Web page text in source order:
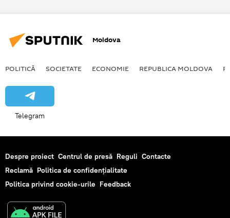
Moldova
POLITICĂ SOCIETATE ECONOMIE REPUBLICA MOLDOVA
Telegram
Despre proiect Centrul de presă Reguli Contacte
Reclamă Politica de confidențialitate
Politica privind cookie-urile Feedback